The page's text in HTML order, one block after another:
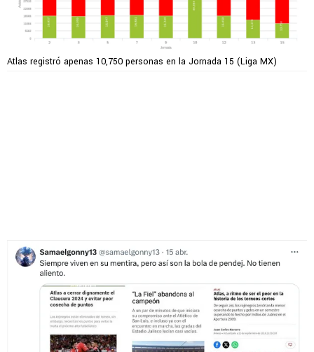
Atlas registró apenas 10,750 personas en la Jornada 15 (Liga MX)